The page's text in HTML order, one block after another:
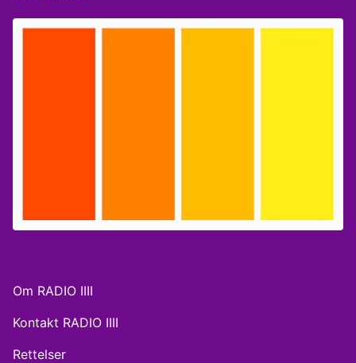
Om RADIO IIII
Kontakt RADIO IIII
Rettelser